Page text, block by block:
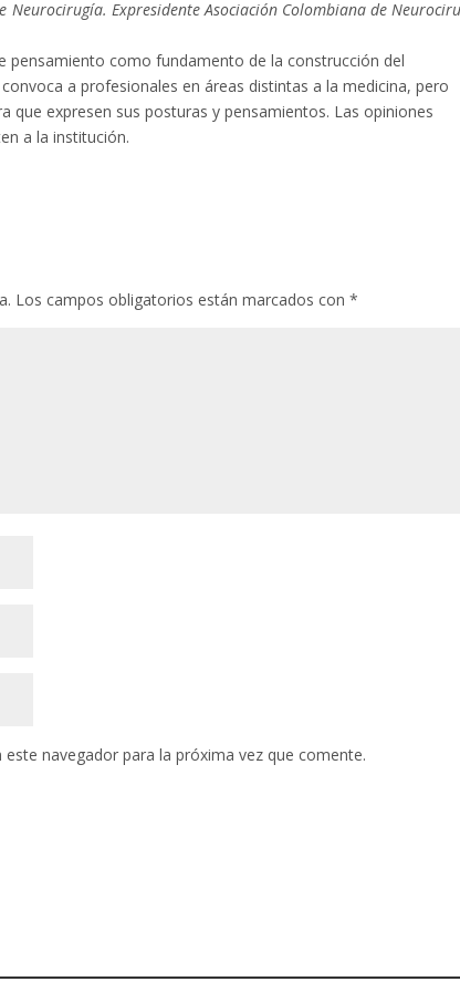
Expresidente Asociación Colombiana de
pensamiento como fundamento de la construcción del
a profesionales en áreas distintas a la medicina, pero
que expresen sus posturas y pensamientos. Las opiniones
a la institución.
Los campos obligatorios están marcados con *
navegador para la próxima vez que comente.